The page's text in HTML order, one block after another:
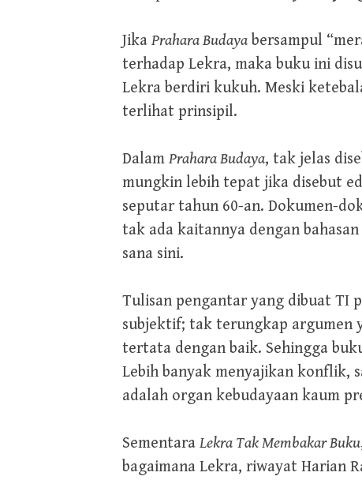
Jika Prahara Budayabersampul
terhadap Lekra, maka buku ini
Lekra berdiri kukuh. Meski
terlihat prinsipil.
Dalam Prahara Budaya, tak jelas
mungkin lebih tepat jika disebut
seputar tahun 60-an. Dokumen-
tak ada kaitannya dengan
sana sini.
Tulisan pengantar yang dibuat TI
subjektif; tak terungkap argumen
tertata dengan baik. Sehingga
Lebih banyak menyajikan konflik,
adalah organ kebudayaan kaum
Sementara Lekra Tak Membakar Buku
bagaimana Lekra, riwayat Harian